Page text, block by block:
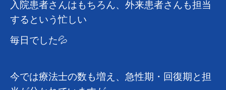
入院患者さんはもちろん、外来患者さんも担当
するという忙しい
毎日でした💦
今では療法士の数も増え、急性期・回復期と担